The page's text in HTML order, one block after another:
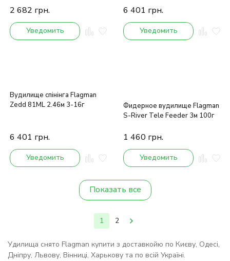
2 682 грн.
Уведомить
6 401 грн.
Уведомить
Вудилище спінінга Flagman
Zedd 81ML 2.46м 3-16г
6 401 грн.
Уведомить
Фидерное вудилище Flagman
S-River Tele Feeder 3м 100г
1 460 грн.
Уведомить
Показать все
1 2
Удилища снято Flagman купити з доставкойю по Києву, Одесі,
Дніпру, Львову, Вінниці, Харькову та по всій Україні.